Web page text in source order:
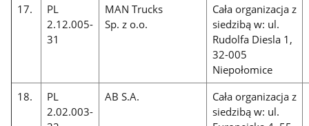
17.
PL
2.12.005-
31
MAN Trucks
Sp. z o.o.
Cała organizacja z
siedzibą w: ul.
Rudolfa Diesla 1,
32-005
Niepołomice
18.
PL
2.02.003-
AB S.A.
Cała organizacja z
siedzibą w: ul.